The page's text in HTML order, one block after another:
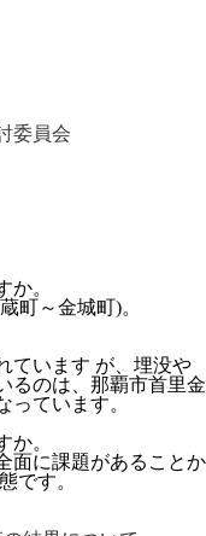
委員会
。
町～金城町)。
ています が、埋没や
るのは、那覇市首里金
ています。
。
面に課題があることか
です。